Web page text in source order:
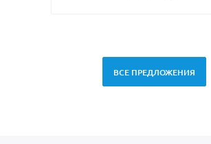
ВСЕ ПРЕДЛОЖЕНИЯ